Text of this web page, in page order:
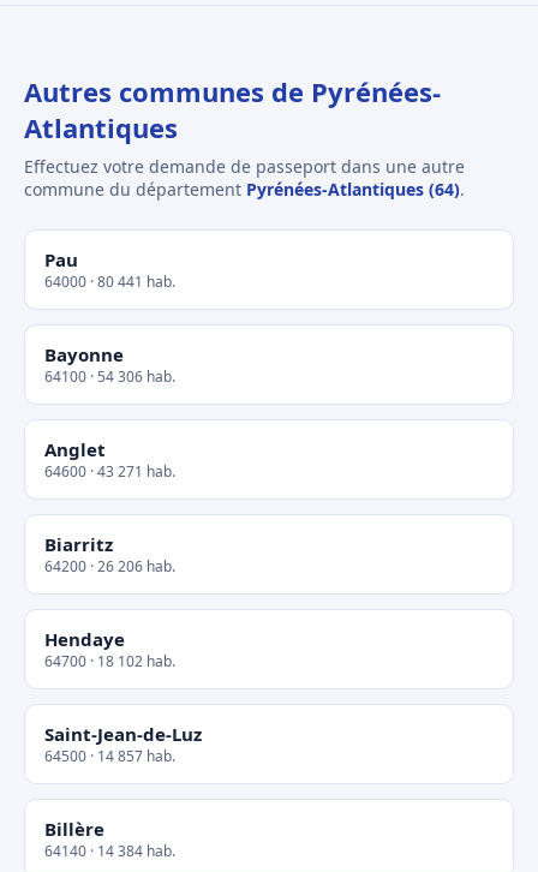
Autres communes de Pyrénées-
Atlantiques
Effectuez votre demande de passeport dans une autre
commune du département Pyrénées-Atlantiques (64).
Pau
64000 · 80 441 hab.
Bayonne
64100 · 54 306 hab.
Anglet
64600 · 43 271 hab.
Biarritz
64200 · 26 206 hab.
Hendaye
64700 · 18 102 hab.
Saint-Jean-de-Luz
64500 · 14 857 hab.
Billère
64140 · 14 384 hab.